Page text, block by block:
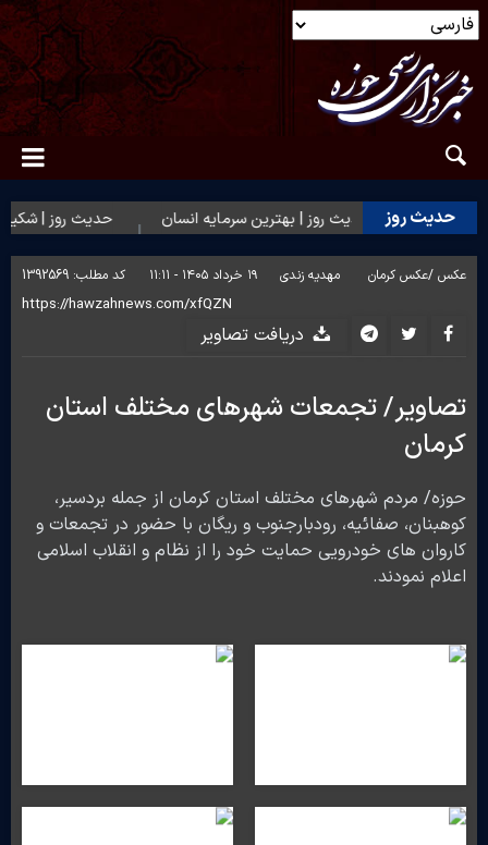
حدیث روزحدیث روز | بهترین سرمایه انسان حدیث روز | شکیبایی
عکس /عکس کرمان مهدیه زندی ۱۹ خرداد ۱۴۰۵ - ۱۱:۱۱ کد مطلب: 1392569
دریافت تصاویر
تصاویر/ تجمعات شهرهای مختلف استان
کرمان
حوزه/ مردم شهرهای مختلف استان کرمان از جمله بردسیر،
کوهبنان، صفائیه، رودبارجنوب و ریگان با حضور در تجمعات و
کاروان های خودرویی حمایت خود را از نظام و انقلاب اسلامی
اعلام نمودند.